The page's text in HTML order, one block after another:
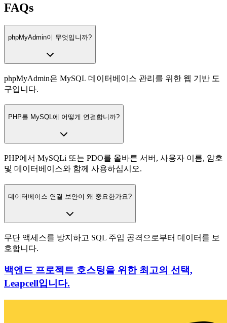
FAQs
phpMyAdmin이 무엇입니까?
phpMyAdmin은 MySQL 데이터베이스 관리를 위한 웹 기반 도
구입니다.
PHP를 MySQL에 어떻게 연결합니까?
PHP에서 MySQLi 또는 PDO를 올바른 서버, 사용자 이름, 암호
및 데이터베이스와 함께 사용하십시오.
데이터베이스 연결 보안이 왜 중요한가요?
무단 액세스를 방지하고 SQL 주입 공격으로부터 데이터를 보
호합니다.
백엔드 프로젝트 호스팅을 위한 최고의 선택,
Leapcell입니다.